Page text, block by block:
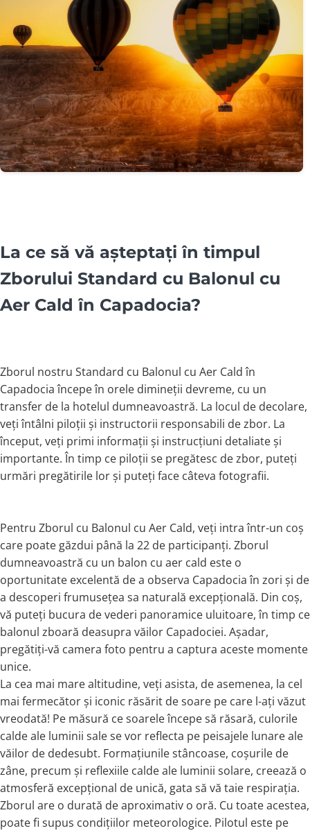
La ce să vă așteptați în timpul
Zborului Standard cu Balonul cu
Aer Cald în Capadocia?
Zborul nostru Standard cu Balonul cu Aer Cald în
Capadocia începe în orele dimineții devreme, cu un
transfer de la hotelul dumneavoastră. La locul de decolare,
veți întâlni piloții și instructorii responsabili de zbor. La
început, veți primi informații și instrucțiuni detaliate și
importante. În timp ce piloții se pregătesc de zbor, puteți
urmări pregătirile lor și puteți face câteva fotografii.
Pentru Zborul cu Balonul cu Aer Cald, veți intra într-un coș
care poate găzdui până la 22 de participanți. Zborul
dumneavoastră cu un balon cu aer cald este o
oportunitate excelentă de a observa Capadocia în zori și de
a descoperi frumusețea sa naturală excepțională. Din coș,
vă puteți bucura de vederi panoramice uluitoare, în timp ce
balonul zboară deasupra văilor Capadociei. Așadar,
pregătiți-vă camera foto pentru a captura aceste momente
unice.
La cea mai mare altitudine, veți asista, de asemenea, la cel
mai fermecător și iconic răsărit de soare pe care l-ați văzut
vreodată! Pe măsură ce soarele începe să răsară, culorile
calde ale luminii sale se vor reflecta pe peisajele lunare ale
văilor de dedesubt. Formațiunile stâncoase, coșurile de
zâne, precum și reflexiile calde ale luminii solare, creează o
atmosferă excepțional de unică, gata să vă taie respirația.
Zborul are o durată de aproximativ o oră. Cu toate acestea,
poate fi supus condițiilor meteorologice. Pilotul este pe